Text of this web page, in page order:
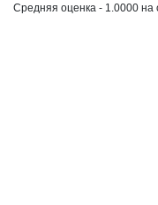
Средняя оценка - 1.0000 на